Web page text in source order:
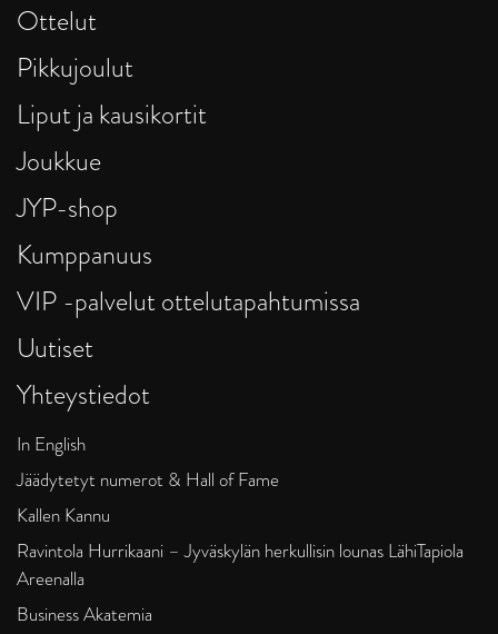
Ottelut
Pikkujoulut
Liput ja kausikortit
Joukkue
JYP-shop
Kumppanuus
VIP -palvelut ottelutapahtumissa
Uutiset
Yhteystiedot
In English
Jäädytetyt numerot & Hall of Fame
Kallen Kannu
Ravintola Hurrikaani – Jyväskylän herkullisin lounas LähiTapiola
Areenalla
Business Akatemia